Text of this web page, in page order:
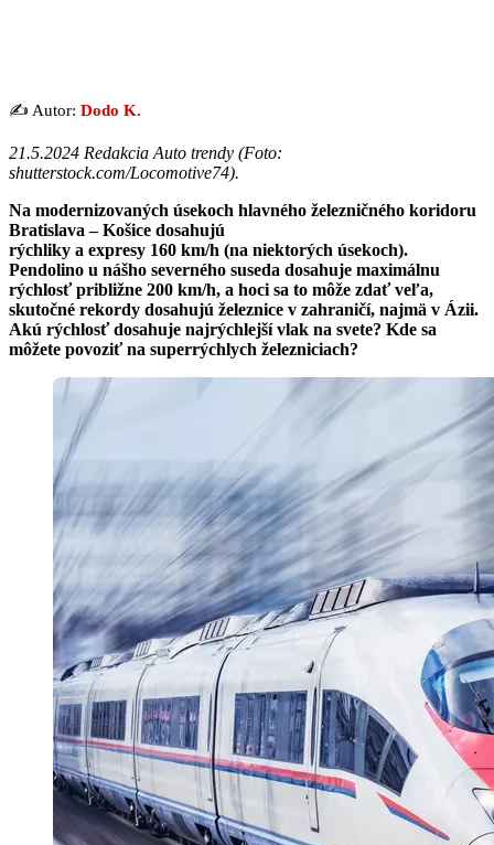
✍️ Autor: Dodo K.
21.5.2024 Redakcia Auto trendy (Foto:
shutterstock.com/Locomotive74).
Na modernizovaných úsekoch hlavného železničného koridoru
Bratislava – Košice dosahujú
rýchliky a expresy 160 km/h (na niektorých úsekoch).
Pendolino u nášho severného suseda dosahuje maximálnu
rýchlosť približne 200 km/h, a hoci sa to môže zdať veľa,
skutočné rekordy dosahujú železnice v zahraničí, najmä v Ázii.
Akú rýchlosť dosahuje najrýchlejší vlak na svete? Kde sa
môžete povoziť na superrýchlych železniciach?